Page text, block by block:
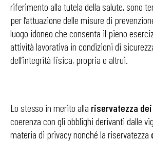
riferimento alla tutela della salute, sono
per l’attuazione delle misure di
luogo idoneo che consenta il pieno
attività lavorativa in condizioni di
dell’integrità fisica, propria e altrui.
Lo stesso in merito alla riservatezza
coerenza con gli obblighi derivanti dalle
materia di privacy nonché la riservatezza